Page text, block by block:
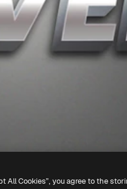
All Cookies”, you agree to the